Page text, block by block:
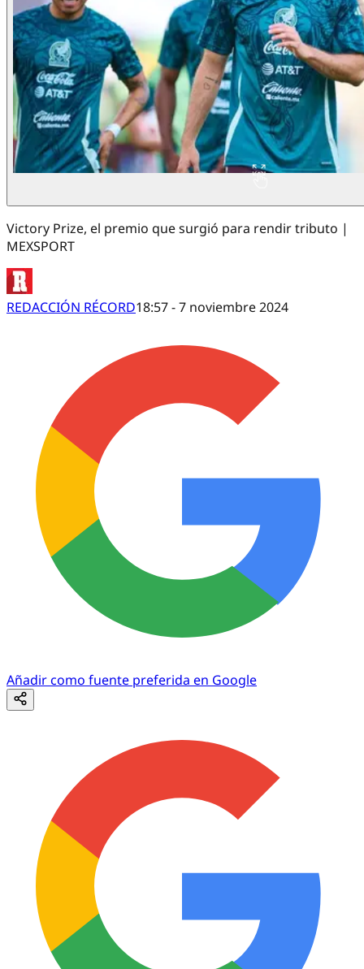
Victory Prize, el premio que surgió para rendir tributo |
MEXSPORT
REDACCIÓN RÉCORD18:57 - 7 noviembre 2024
Añadir como fuente preferida en Google